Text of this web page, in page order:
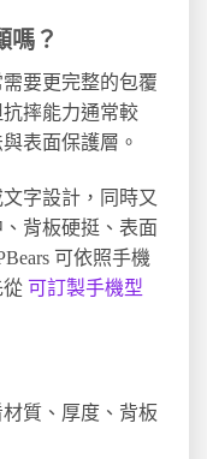
嗎？
要更完整的包覆
摔能力通常較
表面保護層。
字設計，同時又
背板硬挺、表面
可依照手機
從 可訂製手機型
質、厚度、背板